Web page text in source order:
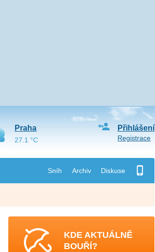
Sníh Archiv Diskuse
Přihlášení
Registrace
Praha
27.1 °C
KDE AKTUÁLNĚ
BOUŘÍ?